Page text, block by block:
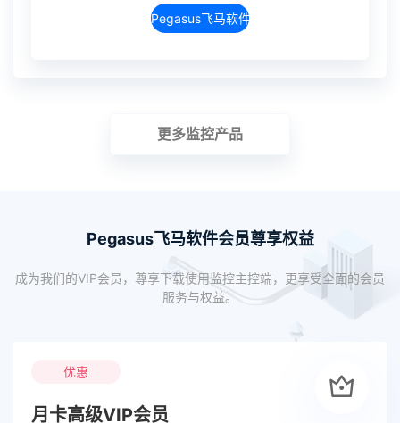
Pegasus飞马软件介绍
更多监控产品
Pegasus飞马软件会员尊享权益
成为我们的VIP会员，尊享下载使用监控主控端，更享受全面的会员
服务与权益。
优惠
月卡高级VIP会员